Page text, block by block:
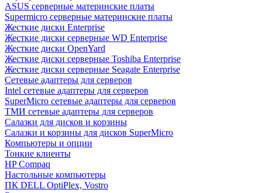
ASUS серверные материнские платы
Supermicro серверные материнские платы
Жесткие диски Enterprise
Жесткие диски серверные WD Enterprise
Жесткие диски OpenYard
Жесткие диски серверные Toshiba Enterprise
Жесткие диски серверные Seagate Enterprise
Сетевые адаптеры для серверов
Intel сетевые адаптеры для серверов
SuperMicro сетевые адаптеры для серверов
ТМИ сетевые адаптеры для серверов
Салазки для дисков и корзины
Салазки и корзины для дисков SuperMicro
Компьютеры и опции
Тонкие клиенты
HP Compaq
Настольные компьютеры
ПК DELL OptiPlex, Vostro